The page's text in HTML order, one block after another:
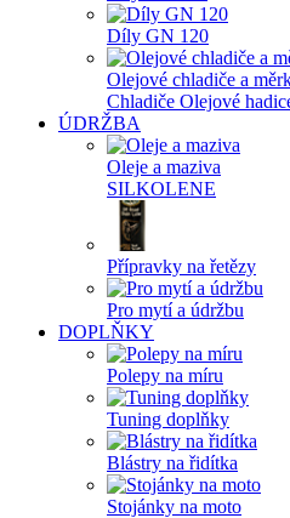
Díly GN 120
Olejové chladiče a
Chladiče Olejové
ÚDRŽBA
Oleje a maziva
SILKOLENE
Přípravky na řetězy
Pro mytí a údržbu
DOPLŇKY
Polepy na míru
Tuning doplňky
Blástry na řidítka
Stojánky na moto